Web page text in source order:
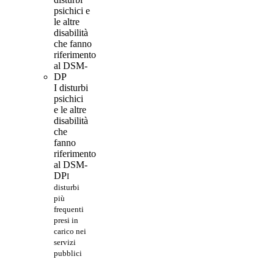
I disturbi
psichici
e le altre
disabilità
che
fanno
riferimento
al DSM-
DPI
disturbi
più
frequenti
presi in
carico nei
servizi
pubblici